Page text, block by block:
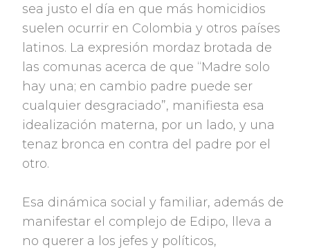
sea justo el día en que más homicidios
suelen ocurrir en Colombia y otros países
latinos. La expresión mordaz brotada de
las comunas acerca de que “Madre solo
hay una; en cambio padre puede ser
cualquier desgraciado”, manifiesta esa
idealización materna, por un lado, y una
tenaz bronca en contra del padre por el
otro.
Esa dinámica social y familiar, además de
manifestar el complejo de Edipo, lleva a
no querer a los jefes y políticos,